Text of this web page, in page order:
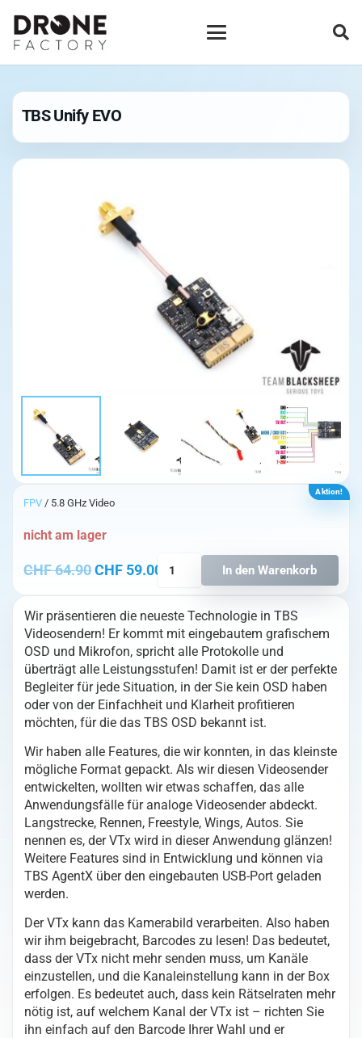
TBS Unify EVO
Aktion!
FPV / 5.8 GHz Video
CHF64.90Ursprünglicher Preis war: CHF 64.90
CHF 59.00 Aktueller Preis ist: CHF 59.00.
nicht am lager
Unify
Menge
In den Warenkorb
Wir präsentieren die neueste Technologie in TBS
Videosendern! Er kommt mit eingebautem grafischem
OSD und Mikrofon, spricht alle Protokolle und
überträgt alle Leistungsstufen! Damit ist er der perfekte
Begleiter für jede Situation, in der Sie kein OSD haben
oder von der Einfachheit und Klarheit profitieren
möchten, für die das TBS OSD bekannt ist.
Wir haben alle Features, die wir konnten, in das kleinste
mögliche Format gepackt. Als wir diesen Videosender
entwickelten, wollten wir etwas schaffen, das alle
Anwendungsfälle für analoge Videosender abdeckt.
Langstrecke, Rennen, Freestyle, Wings, Autos. Sie
nennen es, der VTx wird in dieser Anwendung glänzen!
Weitere Features sind in Entwicklung und können via
TBS AgentX über den eingebauten USB-Port geladen
werden.
Der VTx kann das Kamerabild verarbeiten. Also haben
wir ihm beigebracht, Barcodes zu lesen! Das bedeutet,
dass der VTx nicht mehr senden muss, um Kanäle
einzustellen, und die Kanaleinstellung kann in der Box
erfolgen. Es bedeutet auch, dass kein Rätselraten mehr
nötig ist, auf welchem Kanal der VTx ist – richten Sie
ihn einfach auf den Barcode Ihrer Wahl und er